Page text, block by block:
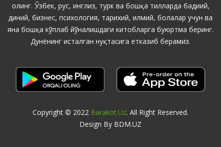
олинг. Ўзбек, рус, инглиз, турк ва бошқа тилларда бадиий,
диний, бизнес, психология, тарихий, илмий, болалар учун ва
яна бошқа кўплаб йўналишдаги китобларга буюртма беринг.
Дунёнинг исталган нуқтасига етказиб берамиз.
Copyright © 2022 Barakot.uz. All Right Reserved.
Design By BDM.UZ